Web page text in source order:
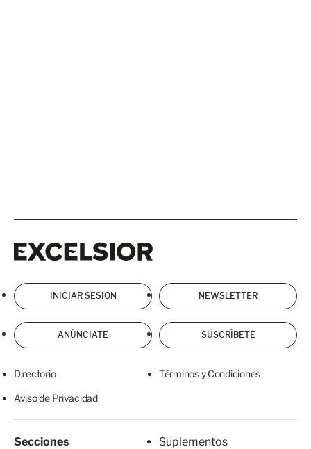
INICIAR SESIÓN NEWSLETTER
ANÚNCIATE SUSCRÍBETE
Directorio Términos y Condiciones
Aviso de Privacidad
Secciones
Suplementos